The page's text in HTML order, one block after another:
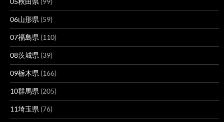
06山形県 (59)
07福島県 (110)
08茨城県 (39)
09栃木県 (166)
10群馬県 (205)
11埼玉県 (76)